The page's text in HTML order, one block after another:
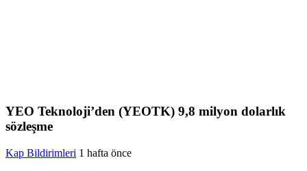
YEO Teknoloji’den (YEOTK) 9,8 milyon dolarlık
sözleşme
Kap Bildirimleri 1 hafta önce